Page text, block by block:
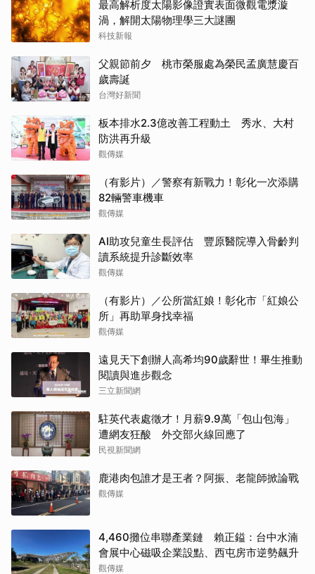
最高解析度太陽影像證實表面微觀電漿漩
渦，解開太陽物理學三大謎團
科技新報
父親節前夕 桃市榮服處為榮民孟廣慧慶百
歲壽誕
台灣好新聞
板本排水2.3億改善工程動土 秀水、大村
防洪再升級
觀傳媒
（有影片）／警察有新戰力！彰化一次添購
82輛警車機車
觀傳媒
AI助攻兒童生長評估 豐原醫院導入骨齡判
讀系統提升診斷效率
觀傳媒
（有影片）／公所當紅娘！彰化市「紅娘公
所」再助單身找幸福
觀傳媒
遠見天下創辦人高希均90歲辭世！畢生推動
閱讀與進步觀念
三立新聞網
駐英代表處徵才！月薪9.9萬「包山包海」
遭網友狂酸 外交部火線回應了
民視新聞網
鹿港肉包誰才是王者？阿振、老龍師掀論戰
觀傳媒
4,460攤位串聯產業鏈 賴正鎰：台中水湳
會展中心磁吸企業設點、西屯房市逆勢飆升
觀傳媒